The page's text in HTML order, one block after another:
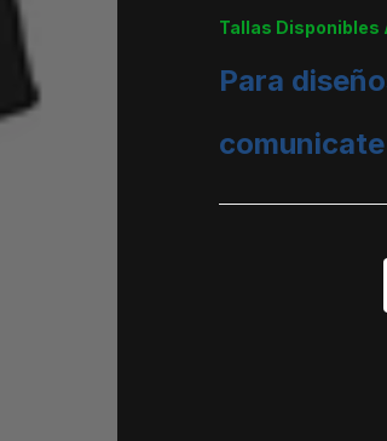
Tallas Disponibles
Para